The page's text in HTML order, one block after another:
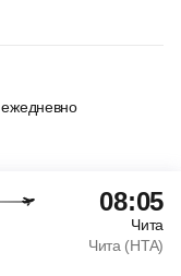
ежедневно
08:05
Чита
Чита (HTA)